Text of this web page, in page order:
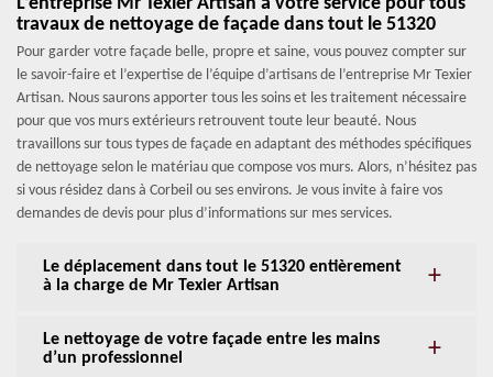
travaux de nettoyage de façade dans tout le 51320
Pour garder votre façade belle, propre et saine, vous pouvez compter sur
le savoir-faire et l’expertise de l’équipe d’artisans de l’entreprise Mr Texier
Artisan. Nous saurons apporter tous les soins et les traitement nécessaire
pour que vos murs extérieurs retrouvent toute leur beauté. Nous
travaillons sur tous types de façade en adaptant des méthodes spécifiques
de nettoyage selon le matériau que compose vos murs. Alors, n’hésitez pas
si vous résidez dans à Corbeil ou ses environs. Je vous invite à faire vos
demandes de devis pour plus d’informations sur mes services.
Le déplacement dans tout le 51320 entièrement
à la charge de Mr Texier Artisan
Le nettoyage de votre façade entre les mains
d’un professionnel